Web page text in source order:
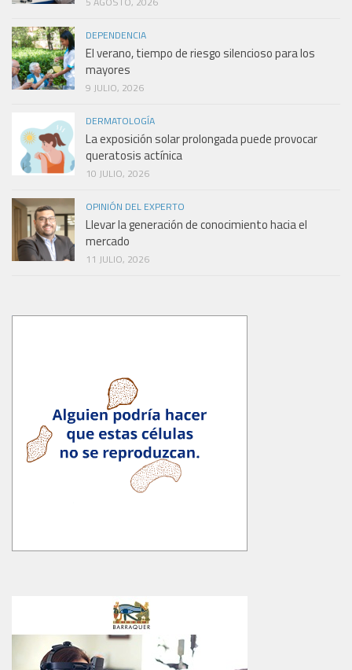
DEPENDENCIA
El verano, tiempo de riesgo silencioso para los
mayores
9 JULIO, 2026
DERMATOLOGÍA
La exposición solar prolongada puede provocar
queratosis actínica
10 JULIO, 2026
OPINIÓN DEL EXPERTO
Llevar la generación de conocimiento hacia el
mercado
11 JULIO, 2026